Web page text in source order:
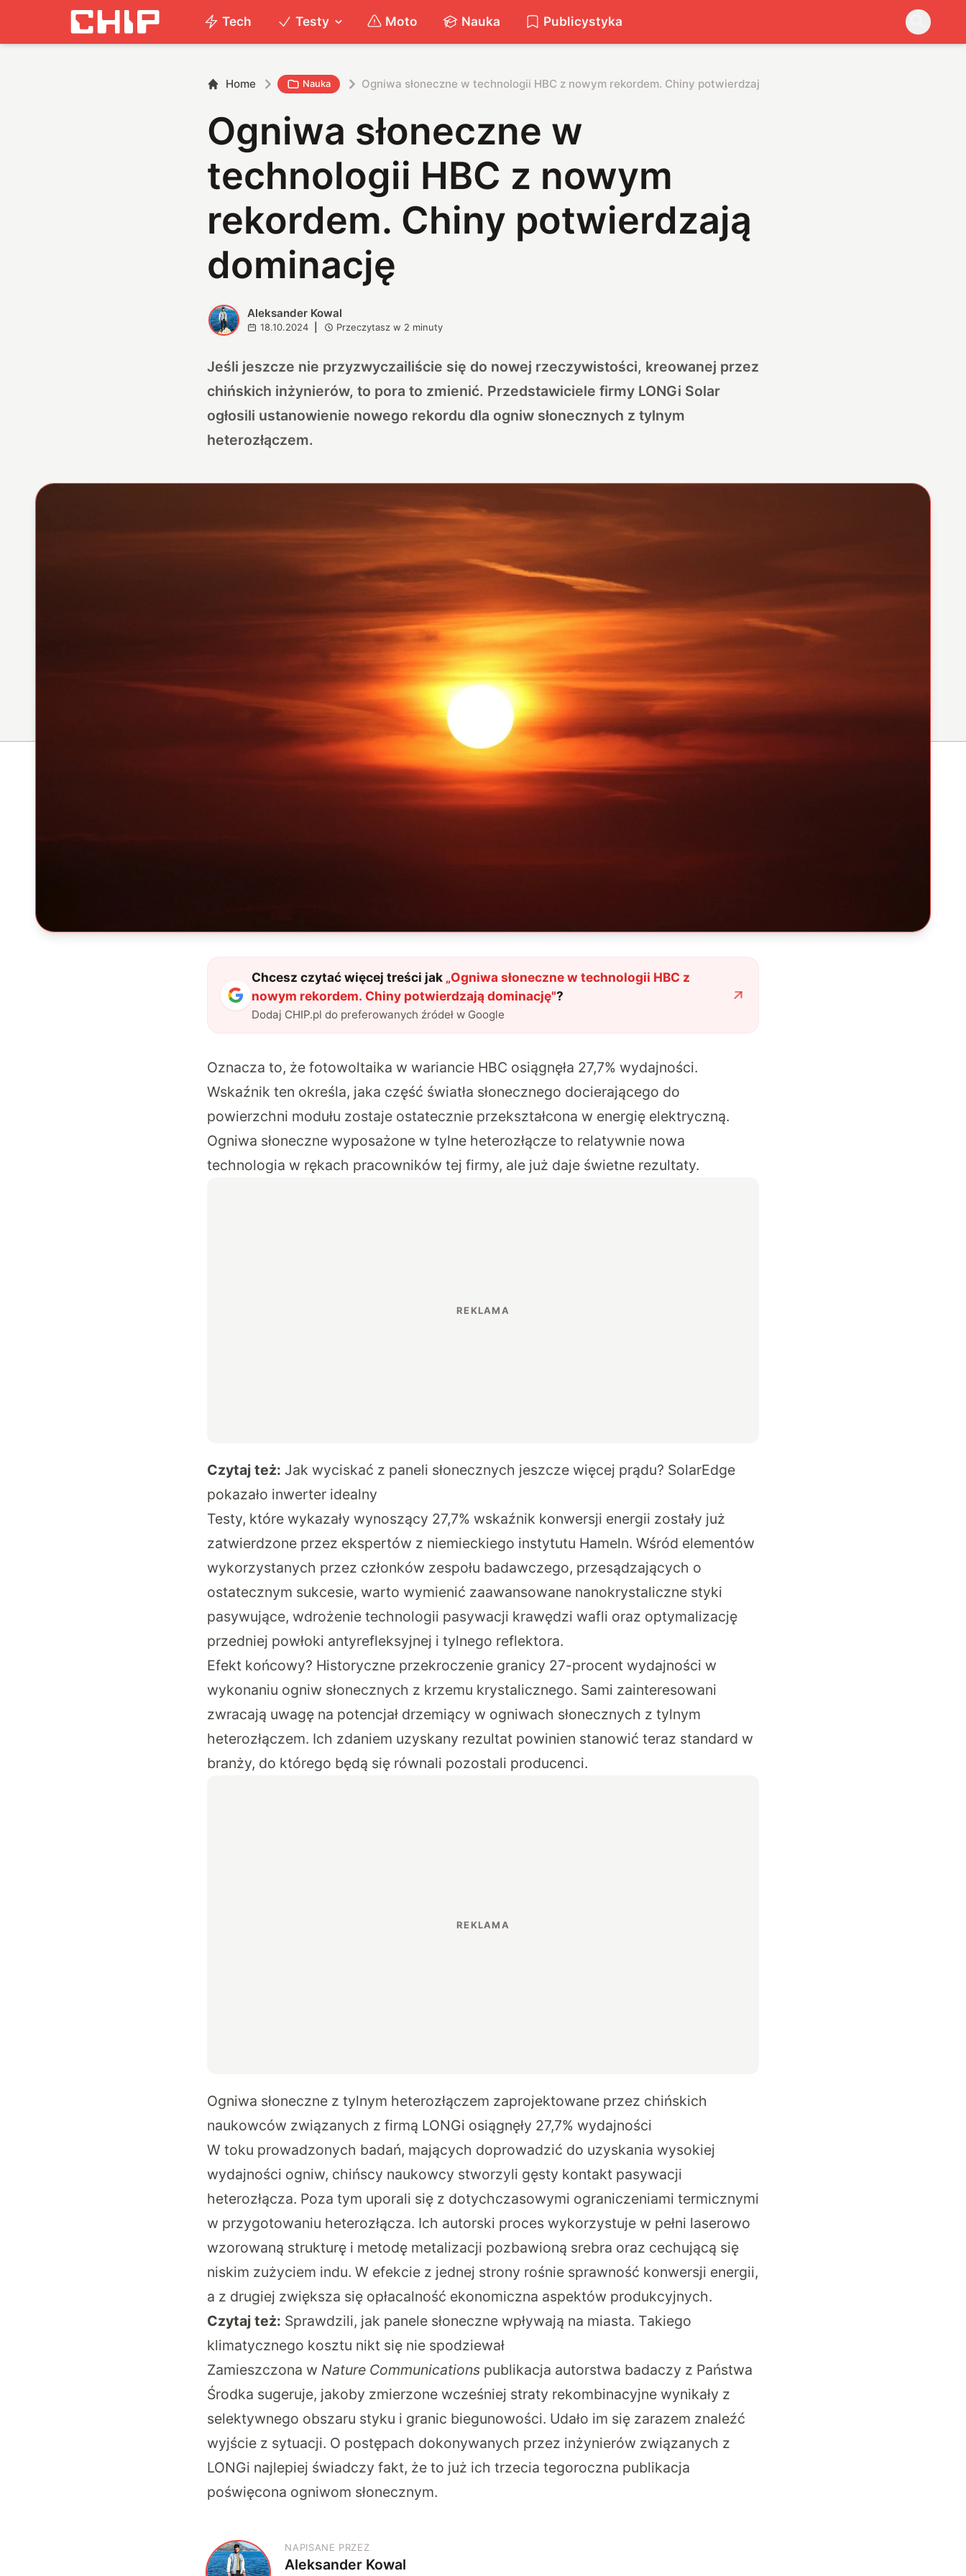
Tech Testy Moto Nauka Publicystyka
Home Nauka Ogniwa słoneczne w technologii HBC z nowym rekordem. Chiny potwierdzają dominację
Ogniwa słoneczne w
technologii HBC z nowym
rekordem. Chiny potwierdzają
dominację
A Aleksander Kowal
18.10.2024 Przeczytasz w 2 minuty
Jeśli jeszcze nie przyzwyczailiście się do nowej rzeczywistości, kreowanej przez
chińskich inżynierów, to pora to zmienić. Przedstawiciele firmy LONGi Solar
ogłosili ustanowienie nowego rekordu dla ogniw słonecznych z tylnym
heterozłączem.
Chcesz czytać więcej treści jak „Ogniwa słoneczne w technologii HBC z
nowym rekordem. Chiny potwierdzają dominację"?
Dodaj CHIP.pl do preferowanych źródeł w Google
Oznacza to, że fotowoltaika w wariancie HBC osiągnęła 27,7% wydajności.
Wskaźnik ten określa, jaka część światła słonecznego docierającego do
powierzchni modułu zostaje ostatecznie przekształcona w energię elektryczną.
Ogniwa słoneczne wyposażone w tylne heterozłącze to relatywnie nowa
technologia w rękach pracowników tej firmy, ale już daje świetne rezultaty.
Czytaj też: Jak wyciskać z paneli słonecznych jeszcze więcej prądu? SolarEdge
pokazało inwerter idealny
Testy, które wykazały wynoszący 27,7% wskaźnik konwersji energii zostały już
zatwierdzone przez ekspertów z niemieckiego instytutu Hameln. Wśród elementów
wykorzystanych przez członków zespołu badawczego, przesądzających o
ostatecznym sukcesie, warto wymienić zaawansowane nanokrystaliczne styki
pasywujące, wdrożenie technologii pasywacji krawędzi wafli oraz optymalizację
przedniej powłoki antyrefleksyjnej i tylnego reflektora.
Efekt końcowy? Historyczne przekroczenie granicy 27-procent wydajności w
wykonaniu ogniw słonecznych z krzemu krystalicznego. Sami zainteresowani
zwracają uwagę na potencjał drzemiący w ogniwach słonecznych z tylnym
heterozłączem. Ich zdaniem uzyskany rezultat powinien stanowić teraz standard w
branży, do którego będą się równali pozostali producenci.
Ogniwa słoneczne z tylnym heterozłączem zaprojektowane przez chińskich
naukowców związanych z firmą LONGi osiągnęły 27,7% wydajności
W toku prowadzonych badań, mających doprowadzić do uzyskania wysokiej
wydajności ogniw, chińscy naukowcy stworzyli gęsty kontakt pasywacji
heterozłącza. Poza tym uporali się z dotychczasowymi ograniczeniami termicznymi
w przygotowaniu heterozłącza. Ich autorski proces wykorzystuje w pełni laserowo
wzorowaną strukturę i metodę metalizacji pozbawioną srebra oraz cechującą się
niskim zużyciem indu. W efekcie z jednej strony rośnie sprawność konwersji energii,
a z drugiej zwiększa się opłacalność ekonomiczna aspektów produkcyjnych.
Czytaj też: Sprawdzili, jak panele słoneczne wpływają na miasta. Takiego
klimatycznego kosztu nikt się nie spodziewał
Zamieszczona w Nature Communications publikacja autorstwa badaczy z Państwa
Środka sugeruje, jakoby zmierzone wcześniej straty rekombinacyjne wynikały z
selektywnego obszaru styku i granic biegunowości. Udało im się zarazem znaleźć
wyjście z sytuacji. O postępach dokonywanych przez inżynierów związanych z
LONGi najlepiej świadczy fakt, że to już ich trzecia tegoroczna publikacja
poświęcona ogniwom słonecznym.
NAPISANE PRZEZ
Aleksander Kowal